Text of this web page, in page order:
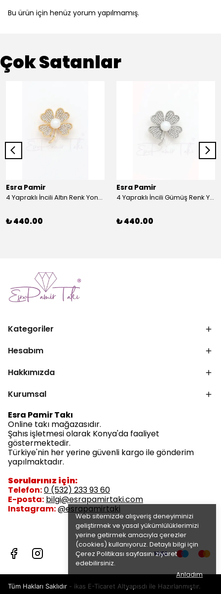
Web sitemizde alışveriş deneyiminizi
geliştirmek ve yasal yükümlülüklerimizi
yerine getirmek amacıyla çerezler
(cookies) kullanıyoruz. Detaylı bilgi için
Çerez Politikası sayfasını ziyaret
edebilirsiniz.
Anladım
Bu ürün için henüz yorum yapılmamış.
Çok Satanlar
Esra Pamir
4 Yapraklı İncili Altın Renk Yonca Broş
₺ 440.00
Esra Pamir
4 Yapraklı İncili Gümüş Renk Yonca Broş
₺ 440.00
Kategoriler
Hesabım
Hakkımızda
Kurumsal
Esra Pamir Takı
Online takı mağazasıdır.
Şahıs işletmesi olarak Konya'da faaliyet
göstermektedir.
Türkiye'nin her yerine güvenli kargo ile gönderim
yapılmaktadır.
Sorularınız için:
Telefon:0 (532) 233 93 60
E-posta: bilgi@esrapamirtaki.com
Instagram:@esrapamirtaki
Tüm Hakları Saklıdır - ikas E-Ticaret Altyapısdı ile Hazırlanmıştır.